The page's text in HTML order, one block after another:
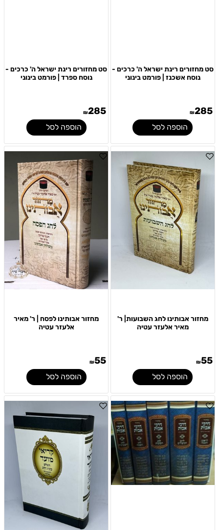
סט מחזורים רינת ישראל ה' כרכים -
נוסח אשכנז | פורמט בינוני
₪285
הוספה לסל
סט מחזורים רינת ישראל ה' כרכים -
נוסח ספרד | פורמט בינוני
₪285
הוספה לסל
מחזור אבותינו לחג השבועות| ר'
מאיר אלעזר עטיה
₪55
הוספה לסל
מחזור אבותינו לפסח | ר' מאיר
אלעזר עטיה
₪55
הוספה לסל